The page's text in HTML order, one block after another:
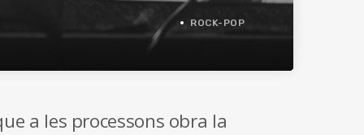
ROCK-POP
a les processons obra la